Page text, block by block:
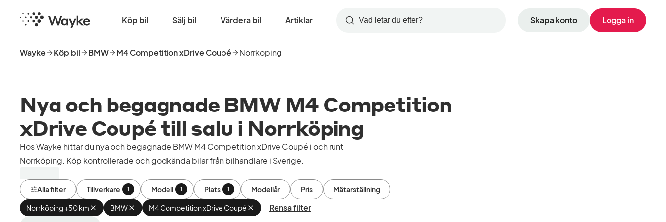
huvudinnehåll
Startsida Köp bil Sälj bil Värdera bil Artiklar Skapa konto Logga in
Sök
Wayke Köp bil BMW M4 Competition xDrive Coupé Norrkoping
Nya och begagnade BMW M4 Competition
xDrive Coupé till salu i Norrköping
Hos Wayke hittar du nya och begagnade BMW M4 Competition xDrive Coupé i och runt
Norrköping. Köp kontrollerade och godkända bilar från bilhandlare i Sverige.
Alla filter Tillverkare 1 Modell 1 Plats 1 Modellår Pris Mätarställning
Norrköping +50 km Ta
bort
BMW Ta
bort
M4 Competition xDrive Coupé Ta
bort
Rensa filter